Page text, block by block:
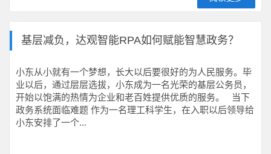
基层减负，达观智能RPA如何赋能智慧政务？
小东从小就有一个梦想，长大以后要很好的为人民服务。毕
业以后，通过层层选拔，小东成为一名光荣的基层公务员，
开始以饱满的热情为企业和老百姓提供优质的服务。 当下
政务系统面临难题 作为一名理工科学生，在入职以后领导给
小东安排了一个...